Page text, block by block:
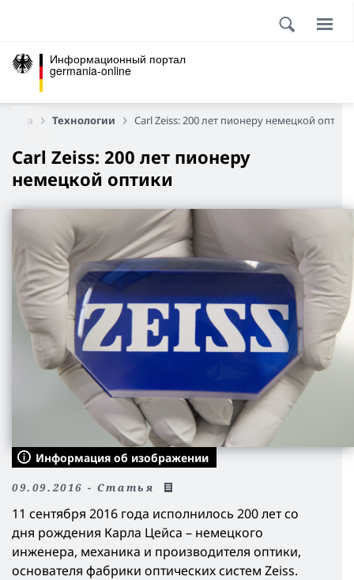
Информационный портал
germania-online
Наука Технологии Carl Zeiss: 200 лет пионеру немецкой оптики
Carl Zeiss: 200 лет пионеру
немецкой оптики
Информация об изображении
09.09.2016 - Статья
11 сентября 2016 года исполнилось 200 лет со
дня рождения Карла Цейса – немецкого
инженера, механика и производителя оптики,
основателя фабрики оптических систем Zeiss.